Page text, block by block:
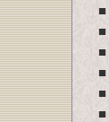
■
■
■
■
■
■